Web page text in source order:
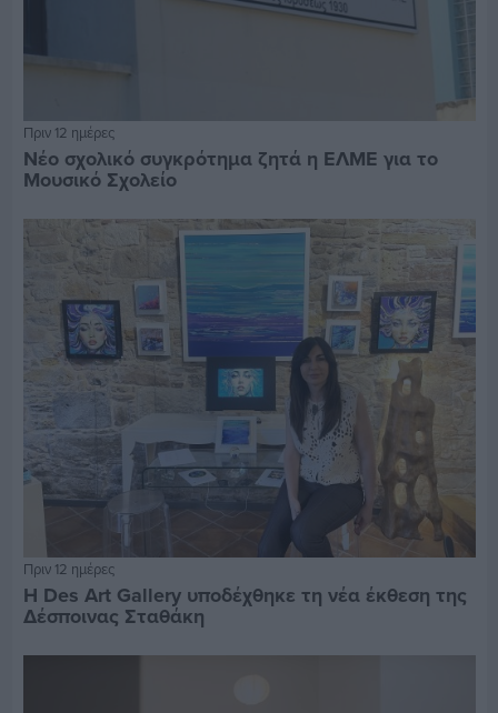
Πριν 12 ημέρες
Νέο σχολικό συγκρότημα ζητά η ΕΛΜΕ για το
Μουσικό Σχολείο
Πριν 12 ημέρες
Η Des Art Gallery υποδέχθηκε τη νέα έκθεση της
Δέσποινας Σταθάκη